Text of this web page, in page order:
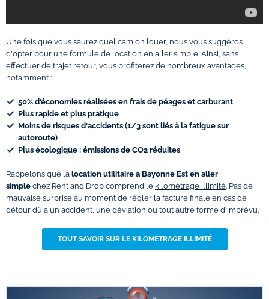
Une fois que vous saurez quel camion louer, nous vous suggéros
d'opter pour une formule de location en aller simple. Ainsi, sans
effectuer de trajet retour, vous profiterez de nombreux avantages,
notamment :
50% d'économies réalisées en frais de péages et carburant
Plus rapide et plus pratique
Moins de risques d'accidents (1/3 sont liés à la fatigue sur
autoroute)
Plus écologique : émissions de CO2 réduites
Rappelons que la location utilitaire à Bayonne Est en aller
simple chez Rent and Drop comprend le kilométrage illimité. Pas de
mauvaise surprise au moment de régler la facture finale en cas de
détour dû à un accident, une déviation ou tout autre forme d'imprévu.
TOUT SAVOIR SUR LE KILOMÉTRAGE ILLIMITÉ